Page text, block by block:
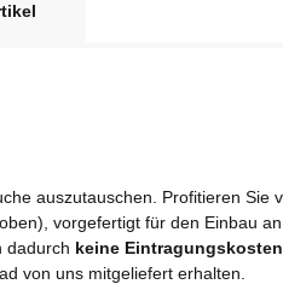
auszutauschen. Profitieren Sie
vorgefertigt für den Einbau
dadurch keine Eintragungskosten
von uns mitgeliefert erhalten.